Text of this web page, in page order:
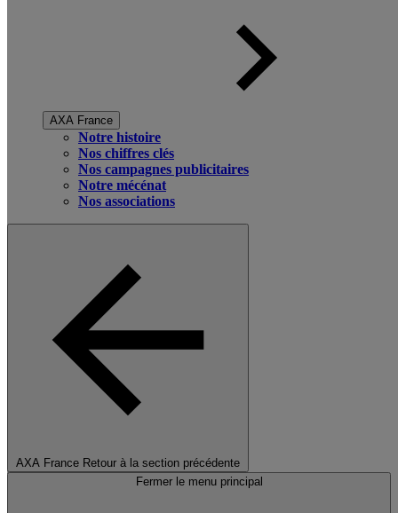
AXA France
Notre histoire
Nos chiffres clés
Nos campagnes publicitaires
Notre mécénat
Nos associations
AXA France Retour à la section précédente
Fermer le menu principal